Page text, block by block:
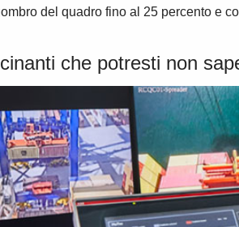
del quadro fino al 25 percento e
che potresti non